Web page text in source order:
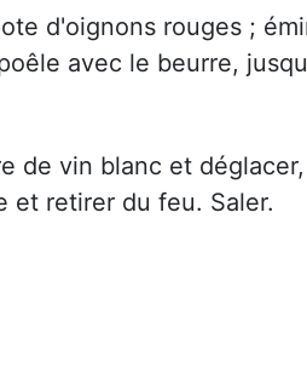
d'oignons rouges ;
avec le beurre,
de vin blanc et
et retirer du feu. Saler.